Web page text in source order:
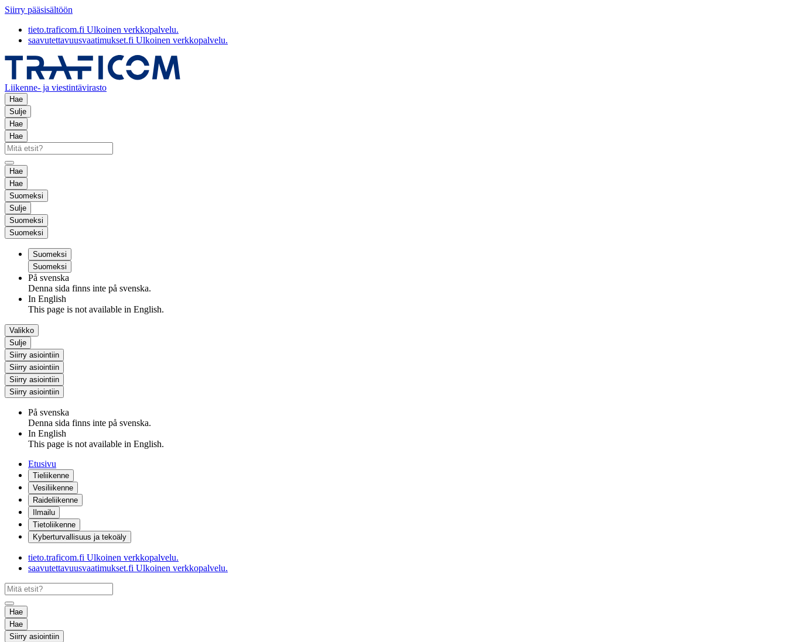
Siirry pääsisältöön
tieto.traficom.fi Ulkoinen verkkopalvelu.
saavutettavuusvaatimukset.fi Ulkoinen verkkopalvelu.
Liikenne- ja viestintävirasto
Hae
Sulje
Hae
Hae
Hae
Hae
Suomeksi
Sulje
Suomeksi
Suomeksi
Suomeksi
Suomeksi
På svenska
Denna sida finns inte på svenska.
In English
This page is not available in English.
Valikko
Sulje
Siirry asiointiin
Siirry asiointiin
Siirry asiointiin
Siirry asiointiin
På svenska
Denna sida finns inte på svenska.
In English
This page is not available in English.
Etusivu
Tieliikenne
Vesiliikenne
Raideliikenne
Ilmailu
Tietoliikenne
Kyberturvallisuus ja tekoäly
tieto.traficom.fi Ulkoinen verkkopalvelu.
saavutettavuusvaatimukset.fi Ulkoinen verkkopalvelu.
Hae
Hae
Siirry asiointiin